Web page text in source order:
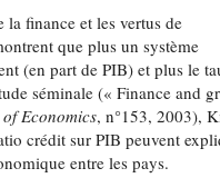
la finance et les vertus de
que plus un système
(en part de PIB) et plus le
séminale (« Finance and
Economics, n°153, 2003),
crédit sur PIB peuvent
entre les pays.